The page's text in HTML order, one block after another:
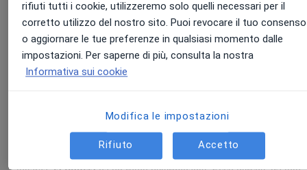
forza e sia le eventuali insidie di un centro medico. Alcuni di questi
possono essere:
qualità delle cureofferte;
comunicazione tra pazientee
alle cure;
Il settore sanitario si è esponenzialmente evoluto nel corso degli
ultimi anni. Quando si tratta di avere a che fare con i pazienti,
rifiuti tutti i cookie, utilizzeremo solo quelli necessari per il
corretto utilizzo del nostro sito. Puoi revocare il tuo consenso
o aggiornare le tue preferenze in qualsiasi momento dalle
impostazioni. Per saperne di più, consulta la nostra
Informativa sui cookie
Modifica le impostazioni
Rifiuto Accetto